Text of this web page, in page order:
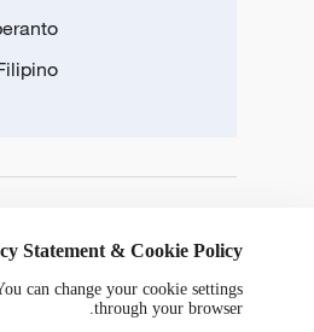
Statement & Cookie Policy
can change your cookie settings
through your browser.